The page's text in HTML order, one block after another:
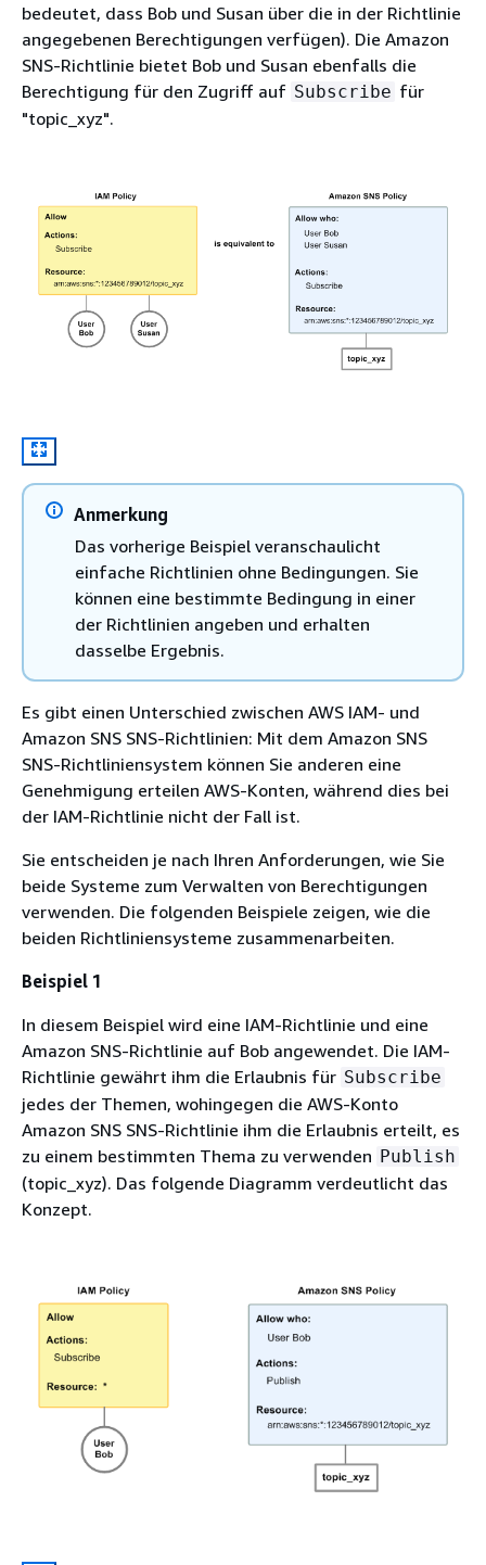
bedeutet, dass Bob und Susan über die in der Richtlinie
angegebenen Berechtigungen verfügen). Die Amazon
SNS-Richtlinie bietet Bob und Susan ebenfalls die
Berechtigung für den Zugriff auf Subscribe für
"topic_xyz".
Anmerkung
Das vorherige Beispiel veranschaulicht
einfache Richtlinien ohne Bedingungen. Sie
können eine bestimmte Bedingung in einer
der Richtlinien angeben und erhalten
dasselbe Ergebnis.
Es gibt einen Unterschied zwischen AWS IAM- und
Amazon SNS SNS-Richtlinien: Mit dem Amazon SNS
SNS-Richtliniensystem können Sie anderen eine
Genehmigung erteilen AWS-Konten, während dies bei
der IAM-Richtlinie nicht der Fall ist.
Sie entscheiden je nach Ihren Anforderungen, wie Sie
beide Systeme zum Verwalten von Berechtigungen
verwenden. Die folgenden Beispiele zeigen, wie die
beiden Richtliniensysteme zusammenarbeiten.
Beispiel 1
In diesem Beispiel wird eine IAM-Richtlinie und eine
Amazon SNS-Richtlinie auf Bob angewendet. Die IAM-
Richtlinie gewährt ihm die Erlaubnis für Subscribe
jedes der Themen, wohingegen die AWS-Konto
Amazon SNS SNS-Richtlinie ihm die Erlaubnis erteilt, es
zu einem bestimmten Thema zu verwenden Publish
(topic_xyz). Das folgende Diagramm verdeutlicht das
Konzept.